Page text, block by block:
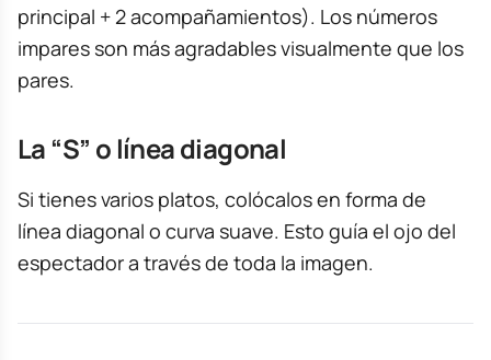
principal + 2 acompañamientos). Los números
impares son más agradables visualmente que los
pares.
La “S” o línea diagonal
Si tienes varios platos, colócalos en forma de
línea diagonal o curva suave. Esto guía el ojo del
espectador a través de toda la imagen.